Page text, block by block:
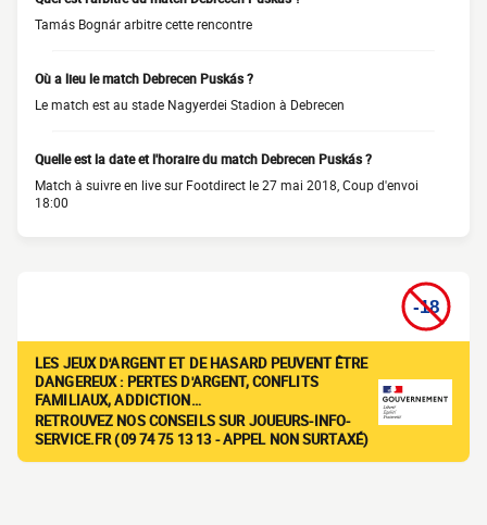
Tamás Bognár arbitre cette rencontre
Où a lieu le match Debrecen Puskás ?
Le match est au stade Nagyerdei Stadion à Debrecen
Quelle est la date et l'horaire du match Debrecen Puskás ?
Match à suivre en live sur Footdirect le 27 mai 2018, Coup d'envoi
18:00
LES JEUX D'ARGENT ET DE HASARD PEUVENT ÊTRE
DANGEREUX : PERTES D'ARGENT, CONFLITS
FAMILIAUX, ADDICTION…
RETROUVEZ NOS CONSEILS SUR JOUEURS-INFO-
SERVICE.FR (09 74 75 13 13 - APPEL NON SURTAXÉ)